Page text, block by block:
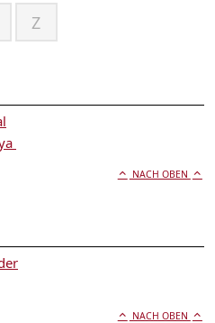
Z
NACH OBEN
NACH OBEN